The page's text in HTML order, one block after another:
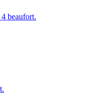
beaufort.